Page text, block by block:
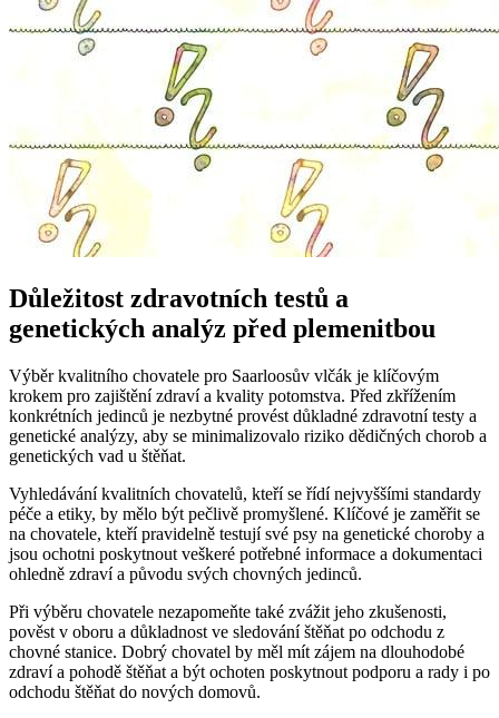
Důležitost zdravotních testů a
genetických analýz před plemenitbou
Výběr kvalitního chovatele pro Saarloosův vlčák je klíčovým
krokem pro zajištění zdraví a kvality potomstva. Před zkřížením
konkrétních jedinců je nezbytné provést důkladné zdravotní testy a
genetické analýzy, aby se minimalizovalo riziko dědičných chorob a
genetických vad u štěňat.
Vyhledávání kvalitních chovatelů, kteří se řídí nejvyššími standardy
péče a etiky, by mělo být pečlivě promyšlené. Klíčové je zaměřit se
na chovatele, kteří pravidelně testují své psy na genetické choroby a
jsou ochotni poskytnout veškeré potřebné informace a dokumentaci
ohledně zdraví a původu svých chovných jedinců.
Při výběru chovatele nezapomeňte také zvážit jeho zkušenosti,
pověst v oboru a důkladnost ve sledování štěňat po odchodu z
chovné stanice. Dobrý chovatel by měl mít zájem na dlouhodobé
zdraví a pohodě štěňat a být ochoten poskytnout podporu a rady i po
odchodu štěňat do nových domovů.